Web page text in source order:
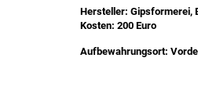
Hersteller: Gipsformerei,
Kosten: 200 Euro
Aufbewahrungsort: